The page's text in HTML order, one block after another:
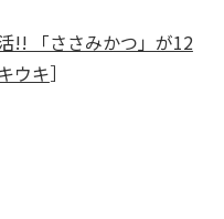
!! 「ささみかつ」が12
ウキ］